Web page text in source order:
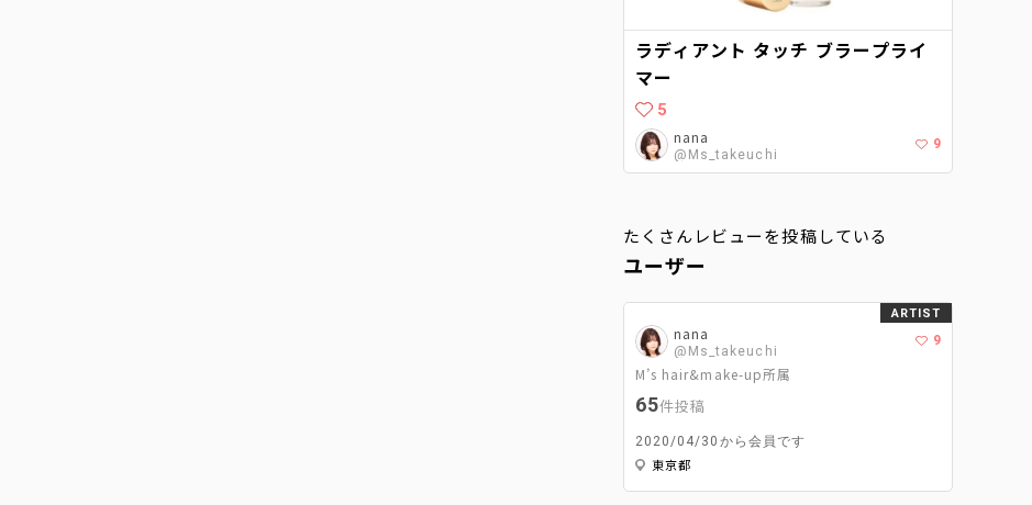
ラディアント タッチ ブラープライ
マー
5
nana
@Ms_takeuchi
9
たくさんレビューを投稿している
ユーザー
nana
@Ms_takeuchi
9
M’s hair&make-up所属
65件投稿
2020/04/30から会員です
東京都
ARTIST